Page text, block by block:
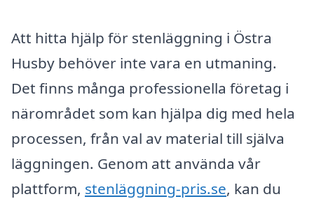
Att hitta hjälp för stenläggning i Östra
Husby behöver inte vara en utmaning.
Det finns många professionella företag i
närområdet som kan hjälpa dig med hela
processen, från val av material till själva
läggningen. Genom att använda vår
plattform, stenläggning-pris.se, kan du